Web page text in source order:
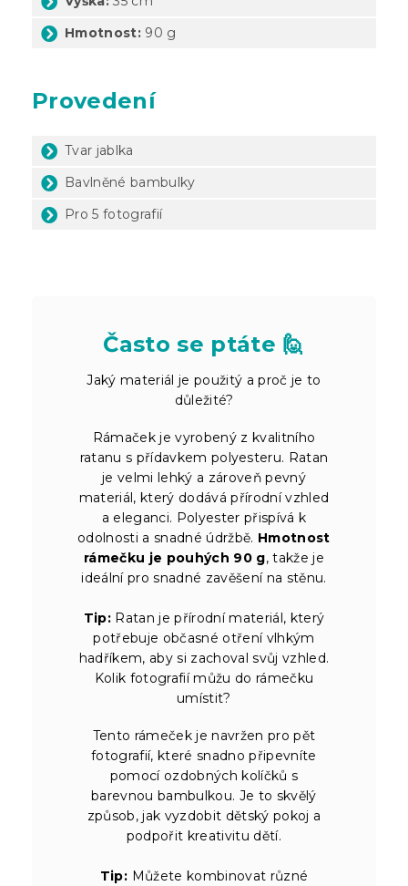
Hmotnost: 90 g
Provedení
Tvar jablka
Bavlněné bambulky
Pro 5 fotografií
Často se ptáte 🙋
Jaký materiál je použitý a proč je to
důležité?
Rámaček je vyrobený z kvalitního
ratanu s přídavkem polyesteru. Ratan
je velmi lehký a zároveň pevný
materiál, který dodává přírodní vzhled
a eleganci. Polyester přispívá k
odolnosti a snadné údržbě. Hmotnost
rámečku je pouhých 90 g, takže je
ideální pro snadné zavěšení na stěnu.
Tip: Ratan je přírodní materiál, který
potřebuje občasné otření vlhkým
hadříkem, aby si zachoval svůj vzhled.
Kolik fotografií můžu do rámečku
umístit?
Tento rámeček je navržen pro pět
fotografií, které snadno připevníte
pomocí ozdobných kolíčků s
barevnou bambulkou. Je to skvělý
způsob, jak vyzdobit dětský pokoj a
podpořit kreativitu dětí.
Tip: Můžete kombinovat různé